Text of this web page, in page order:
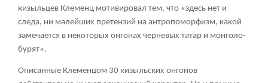
кизыльцев Клеменц мотивировал тем, что «здесь нет и
следа, ни малейших претензий на антропоморфизм, какой
замечается в некоторых онгонах черневых татар и монголо-
бурят».
Описанные Клеменцом 30 кизыльских онгонов